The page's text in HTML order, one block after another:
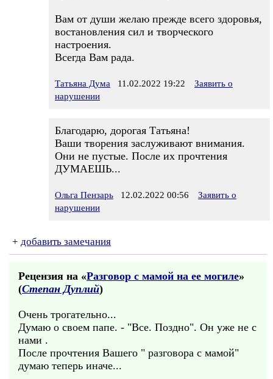
Вам от души желаю прежде всего здоровья,
востановления сил и творческого
настроения.
Всегда Вам рада.
Татьяна Дума 11.02.2022 19:22
Заявить о
нарушении
Благодарю, дорогая Татьяна!
Ваши творения заслуживают внимания.
Они не пустые. После их прочтения
ДУМАЕШЬ...
Ольга Пензарь 12.02.2022 00:56
Заявить о
нарушении
+ добавить замечания
Рецензия на «Разговор с мамой на ее могиле»
(Степан Дуплий)
Очень трогательно...
Думаю о своем папе. - "Все. Поздно". Он уже не с
нами .
После прочтения Вашего " разговора с мамой"
думаю теперь иначе...